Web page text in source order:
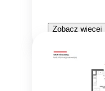
Zobacz więcej